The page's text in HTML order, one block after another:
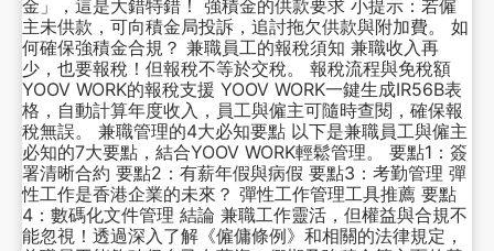
金」，這是大錯特錯！ 強積金的供款要求 小提示：若僱
主未供款，可向積金局投訴，追討拖欠供款與附加費。 如
何確保強積金合規？ 兼職員工的報稅須知 兼職收入再
少，也要報稅！但報稅不等於交稅。 報稅流程與免稅額
YOOV WORK的報稅支援 YOOV WORK一鍵生成IR56B表
格，自動計算年度收入，員工與僱主可隨時查閱，確保報
稅無誤。 兼職管理的4大必知要點 以下是兼職員工與僱主
必知的7大要點，結合YOOV WORK輕鬆管理。 要點1：簽
署清晰合約 要點2：有薪年假與病假 要點3：考勤管理 彈
性工作是香港企業的未來？ 彈性工作管理工具推薦 要點
4：數碼化文件管理 結論 兼職工作靈活，但權益與合規不
能忽視！透過深入了解《僱傭條例》和相關的法律規定，